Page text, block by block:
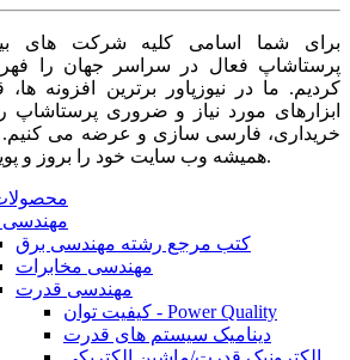
برای شما اسامی کلیه شرکت های
پرستاشاپ فعال در سراسر جهان را
کردیم. ما در نیوزپاور برترین افزونه
ابزارهای مورد نیاز و ضروری پرستاشاپ
خریداری، فارسی سازی و عرضه می کنیم. با
همیشه وب سایت خود را بروز و پویا نگه دارید.
مهندسی
کتب مرجع رشته مهندسی برق
مهندسی مخابرات
مهندسی قدرت
کیفیت توان - Power Quality
دینامیک سیستم های قدرت